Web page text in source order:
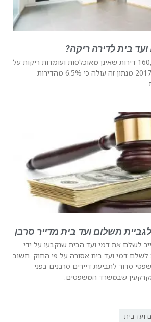
בית לדירה ריקה?
בישראל ישנם כ- 160,000 דירות שאינן מאוכלסות ועומדות ריקות על
פי נתוני הלמ"ס לסוף 2017 מנתון זה עולה כי 6.5% מהדירות
תשלום ועד בית מדייר סרבן
לשלם את דמי ועד הבית שנקבעו על ידי
לשלם דמי ועד בית אסורה על פי החוק. חשוב
סדור לתביעת דיירים סרבנים בפני
שבמשרד המשפטים.
ועד בית